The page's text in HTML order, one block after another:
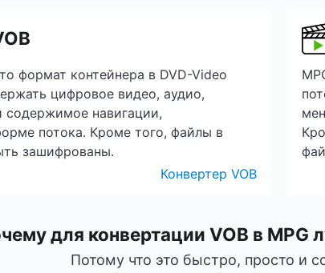
формат контейнера в DVD-Video
цифровое видео, аудио,
навигации,
потока. Кроме того, файлы в
зашифрованы.
Конвертер VOB
для конвертации VOB в MPG
Потому что это быстро, просто и